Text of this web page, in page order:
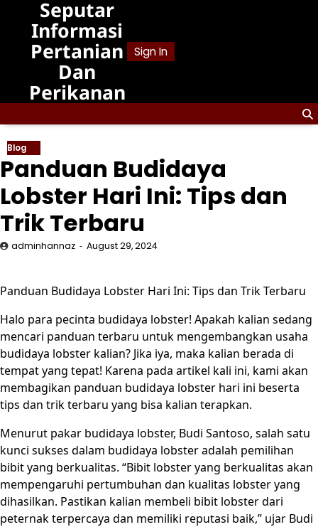
content
Seputar
Informasi
Pertanian
Dan
Perikanan
Sign In
Blog
Panduan Budidaya
Lobster Hari Ini: Tips dan
Trik Terbaru
adminhannaz August 29, 2024
Panduan Budidaya Lobster Hari Ini: Tips dan Trik Terbaru
Halo para pecinta budidaya lobster! Apakah kalian sedang
mencari panduan terbaru untuk mengembangkan usaha
budidaya lobster kalian? Jika iya, maka kalian berada di
tempat yang tepat! Karena pada artikel kali ini, kami akan
membagikan panduan budidaya lobster hari ini beserta
tips dan trik terbaru yang bisa kalian terapkan.
Menurut pakar budidaya lobster, Budi Santoso, salah satu
kunci sukses dalam budidaya lobster adalah pemilihan
bibit yang berkualitas. “Bibit lobster yang berkualitas akan
mempengaruhi pertumbuhan dan kualitas lobster yang
dihasilkan. Pastikan kalian membeli bibit lobster dari
peternak terpercaya dan memiliki reputasi baik,” ujar Budi